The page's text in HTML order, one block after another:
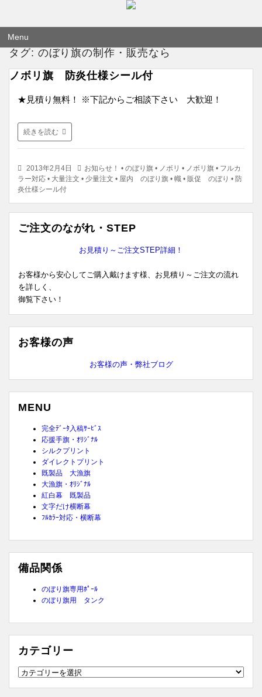
のぼり旗専門サイト-感謝の心！
のぼり旗作成なら フルカラー対応 完全データ入稿 防炎仕様まで 超激
Menu
タグ: のぼり旗の制作・販売なら
ノボリ旗 防炎仕様シール付
★見積り無料！ ※下記からご相談下さい 大歓迎！
続きを読む
2013年2月4日 お知らせ！ • のぼり旗 • ノボリ • ノボリ旗 • フルカ
ラー対応 • 大量注文 • 少量注文 • 屋内 のぼり旗 • 幟 • 販促 のぼり • 防
炎仕様シール付
ご注文のながれ・STEP
お見積り～ご注文STEP詳細！
お客様から安心してご購入戴けます様、お見積り～ご注文の流れ
を詳しく、
御覧下さい！
お客様の声
お客様の声・弊社ブログ
MENU
完全ﾃﾞｰﾀ入稿ｻｰﾋﾞｽ
応援手旗・ｵﾘｼﾞﾅﾙ
シルクプリント
ダイレクトプリント
既製品 大漁旗
大漁旗・ｵﾘｼﾞﾅﾙ
紅白幕 既製品
文字だけ横断幕
ﾌﾙｶﾗｰ対応・横断幕
備品関係
のぼり旗専用ﾎﾟｰﾙ
のぼり旗用 タンク
カテゴリー
カ